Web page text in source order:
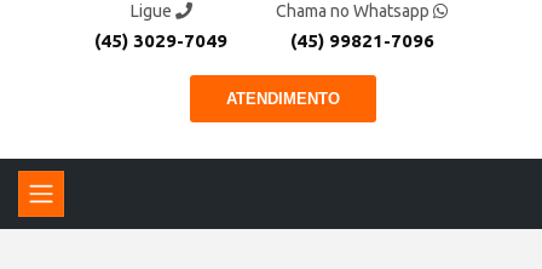
Ligue
(45) 3029-7049
Chama no Whatsapp
(45) 99821-7096
ATENDIMENTO